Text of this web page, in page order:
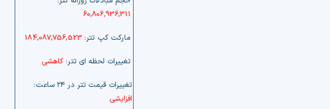
60,806,936,311
مارکت کپ تتر: 184,087,756,523
تغییرات لحظه ای تتر: کاهشی
تغییرات قیمت تتر در ۲۴ ساعت:
افزایشی